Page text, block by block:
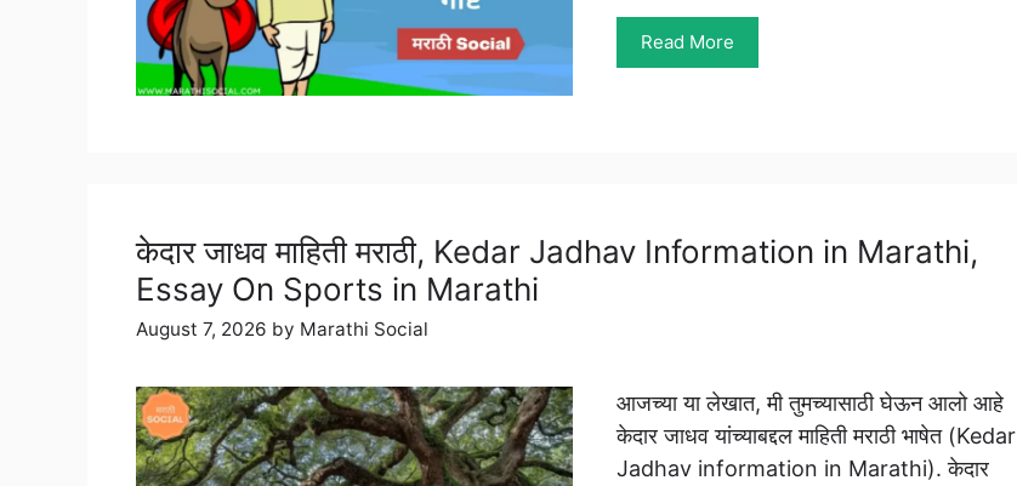
Read More
केदार जाधव माहिती मराठी, Kedar Jadhav Information in Marathi,
Essay On Sports in Marathi
August 7, 2026 by Marathi Social
आजच्या या लेखात, मी तुमच्यासाठी घेऊन आलो आहे
केदार जाधव यांच्याबद्दल माहिती मराठी भाषेत (Kedar
Jadhav information in Marathi). केदार